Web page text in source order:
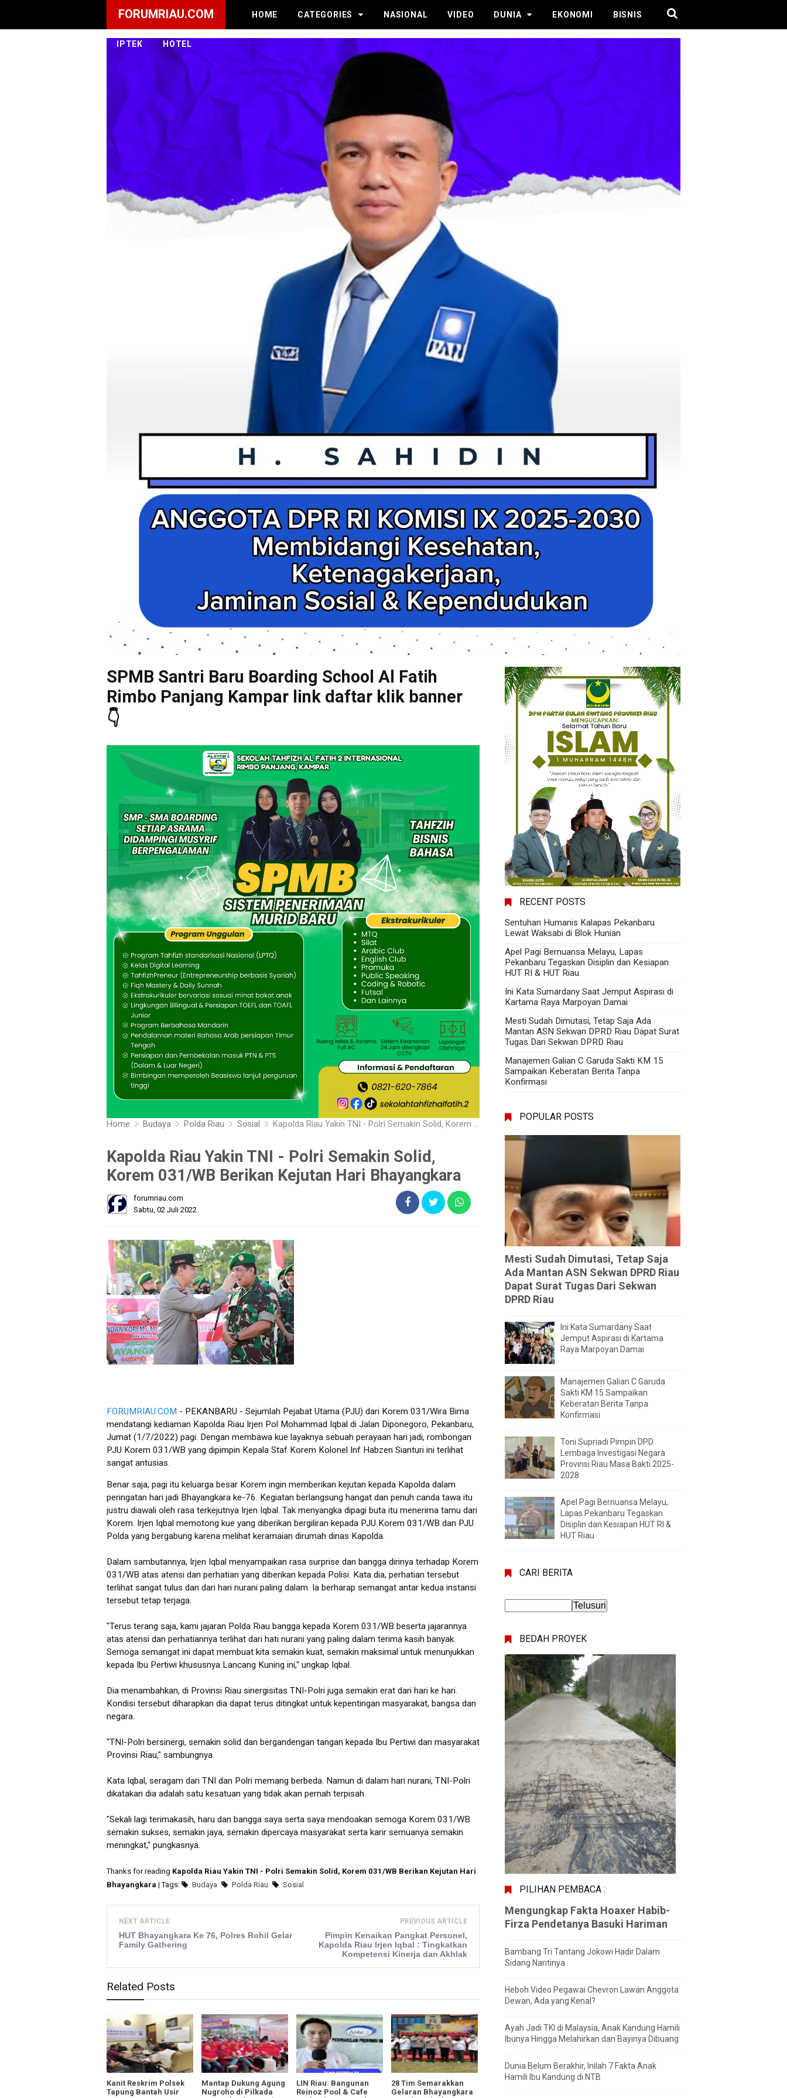
FORUMRIAU.COM HOME CATEGORIES NASIONAL VIDEO DUNIA EKONOMI BISNIS
IPTEK HOTEL
SPMB Santri Baru Boarding School Al Fatih
Rimbo Panjang Kampar link daftar klik banner
👇
Home Budaya Polda Riau Sosial Kapolda Riau Yakin TNI - Polri Semakin Solid, Korem 031/WB Berikan Kejutan Hari Bhayangkara
Kapolda Riau Yakin TNI - Polri Semakin Solid,
Korem 031/WB Berikan Kejutan Hari Bhayangkara
forumriau.com
Sabtu, 02 Juli 2022
FORUMRIAU.COM - PEKANBARU - Sejumlah Pejabat Utama (PJU) dari Korem 031/Wira Bima
mendatangi kediaman Kapolda Riau Irjen Pol Mohammad Iqbal di Jalan Diponegoro, Pekanbaru,
Jumat (1/7/2022) pagi. Dengan membawa kue layaknya sebuah perayaan hari jadi, rombongan
PJU Korem 031/WB yang dipimpin Kepala Staf Korem Kolonel Inf Habzen Sianturi ini terlihat
sangat antusias.
Benar saja, pagi itu keluarga besar Korem ingin memberikan kejutan kepada Kapolda dalam
peringatan hari jadi Bhayangkara ke-76. Kegiatan berlangsung hangat dan penuh canda tawa itu
justru diawali oleh rasa terkejutnya Irjen Iqbal. Tak menyangka dipagi buta itu menerima tamu dari
Korem. Irjen Iqbal memotong kue yang diberikan bergiliran kepada PJU Korem 031/WB dan PJU
Polda yang bergabung karena melihat keramaian dirumah dinas Kapolda.
Dalam sambutannya, Irjen Iqbal menyampaikan rasa surprise dan bangga dirinya terhadap Korem
031/WB atas atensi dan perhatian yang diberikan kepada Polisi. Kata dia, perhatian tersebut
terlihat sangat tulus dan dari hari nurani paling dalam. Ia berharap semangat antar kedua instansi
tersebut tetap terjaga.
"Terus terang saja, kami jajaran Polda Riau bangga kepada Korem 031/WB beserta jajarannya
atas atensi dan perhatiannya terlihat dari hati nurani yang paling dalam terima kasih banyak.
Semoga semangat ini dapat membuat kita semakin kuat, semakin maksimal untuk menunjukkan
kepada Ibu Pertiwi khususnya Lancang Kuning ini," ungkap Iqbal.
Dia menambahkan, di Provinsi Riau sinergisitas TNI-Polri juga semakin erat dari hari ke hari.
Kondisi tersebut diharapkan dia dapat terus ditingkat untuk kepentingan masyarakat, bangsa dan
negara.
"TNI-Polri bersinergi, semakin solid dan bergandengan tangan kepada Ibu Pertiwi dan masyarakat
Provinsi Riau," sambungnya.
Kata Iqbal, seragam dari TNI dan Polri memang berbeda. Namun di dalam hari nurani, TNI-Polri
dikatakan dia adalah satu kesatuan yang tidak akan pernah terpisah.
"Sekali lagi terimakasih, haru dan bangga saya serta saya mendoakan semoga Korem 031/WB
semakin sukses, semakin jaya, semakin dipercaya masyarakat serta karir semuanya semakin
meningkat," pungkasnya.
Thanks for reading Kapolda Riau Yakin TNI - Polri Semakin Solid, Korem 031/WB Berikan Kejutan Hari
Bhayangkara | Tags: Budaya Polda Riau Sosial
NEXT ARTICLE
HUT Bhayangkara Ke 76, Polres Rohil Gelar
Family Gathering
PREVIOUS ARTICLE
Pimpin Kenaikan Pangkat Personel,
Kapolda Riau Irjen Iqbal : Tingkatkan
Kompetensi Kinerja dan Akhlak
Related Posts
Kanit Reskrim Polsek
Tapung Bantah Usir
Mantap Dukung Agung
Nugroho di Pilkada
LIN Riau: Bangunan
Reinoz Pool & Cafe
28 Tim Semarakkan
Gelaran Bhayangkara
RECENT POSTS
Sentuhan Humanis Kalapas Pekanbaru
Lewat Waksabi di Blok Hunian
Apel Pagi Bernuansa Melayu, Lapas
Pekanbaru Tegaskan Disiplin dan Kesiapan
HUT RI & HUT Riau
Ini Kata Sumardany Saat Jemput Aspirasi di
Kartama Raya Marpoyan Damai
Mesti Sudah Dimutasi, Tetap Saja Ada
Mantan ASN Sekwan DPRD Riau Dapat Surat
Tugas Dari Sekwan DPRD Riau
Manajemen Galian C Garuda Sakti KM 15
Sampaikan Keberatan Berita Tanpa
Konfirmasi
POPULAR POSTS
Mesti Sudah Dimutasi, Tetap Saja
Ada Mantan ASN Sekwan DPRD Riau
Dapat Surat Tugas Dari Sekwan
DPRD Riau
Ini Kata Sumardany Saat
Jemput Aspirasi di Kartama
Raya Marpoyan Damai
Manajemen Galian C Garuda
Sakti KM 15 Sampaikan
Keberatan Berita Tanpa
Konfirmasi
Toni Supriadi Pimpin DPD
Lembaga Investigasi Negara
Provinsi Riau Masa Bakti 2025-
2028
Apel Pagi Bernuansa Melayu,
Lapas Pekanbaru Tegaskan
Disiplin dan Kesiapan HUT RI &
HUT Riau
CARI BERITA
BEDAH PROYEK
PILIHAN PEMBACA :
Mengungkap Fakta Hoaxer Habib-
Firza Pendetanya Basuki Hariman
Bambang Tri Tantang Jokowi Hadir Dalam
Sidang Nantinya
Heboh Video Pegawai Chevron Lawan Anggota
Dewan, Ada yang Kenal?
Ayah Jadi TKI di Malaysia, Anak Kandung Hamili
Ibunya Hingga Melahirkan dan Bayinya Dibuang
Dunia Belum Berakhir, Inilah 7 Fakta Anak
Hamili Ibu Kandung di NTB